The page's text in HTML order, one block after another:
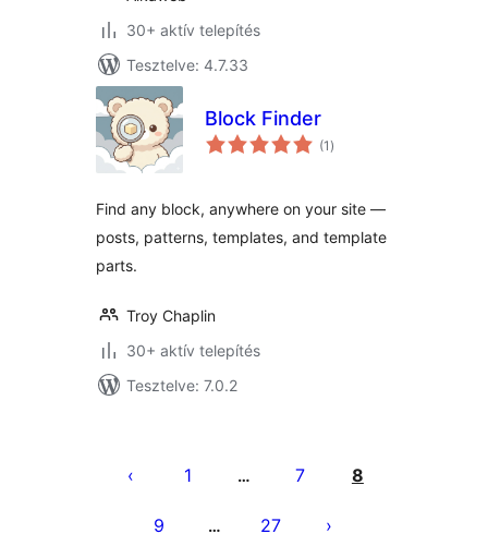
30+ aktív telepítés
Tesztelve: 4.7.33
Block Finder
(1 értékelés
összesen
)
Find any block, anywhere on your site —
posts, patterns, templates, and template
parts.
Troy Chaplin
30+ aktív telepítés
Tesztelve: 7.0.2
lapozása
1 … 7 8
9 … 27